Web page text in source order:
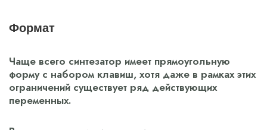
Формат
Чаще всего синтезатор имеет прямоугольную
форму с набором клавиш, хотя даже в рамках этих
ограничений существует ряд действующих
переменных.